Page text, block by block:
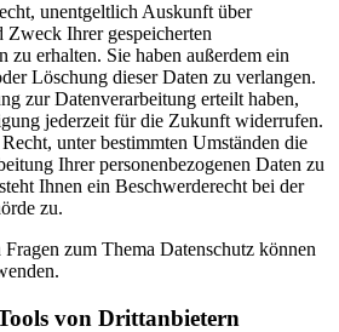
unentgeltlich Auskunft über
Ihrer gespeicherten
zu erhalten. Sie haben außerdem ein
Löschung dieser Daten zu verlangen.
zur Datenverarbeitung erteilt haben,
jederzeit für die Zukunft widerrufen.
unter bestimmten Umständen die
Ihrer personenbezogenen Daten zu
Ihnen ein Beschwerderecht bei der
zu.
zum Thema Datenschutz können
von Dritt­anbietern